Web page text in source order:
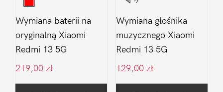
Wymiana baterii na
oryginalną Xiaomi
Redmi 13 5G
219,00 zł
Wymiana głośnika
muzycznego Xiaomi
Redmi 13 5G
129,00 zł